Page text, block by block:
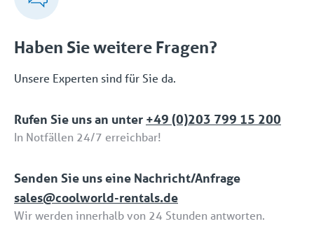
Haben Sie weitere Fragen?
Unsere Experten sind für Sie da.
Rufen Sie uns an unter +49 (0)203 799 15 200
In Notfällen 24/7 erreichbar!
Senden Sie uns eine Nachricht/Anfrage
sales@coolworld-rentals.de
Wir werden innerhalb von 24 Stunden antworten.